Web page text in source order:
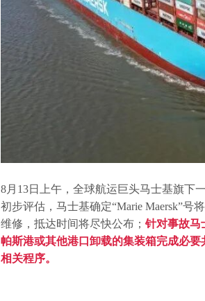
8月13日上午， 全球航运巨头马士基旗下
初步评估，马士基确定“Marie Maersk”
维修，抵达时间将尽快公布； 针对事故马
帕斯港或其他港口卸载的集装箱完成必
相关程序。